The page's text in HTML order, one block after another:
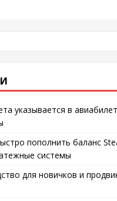
указывается в
пополнить баланс
системы
для новичков и